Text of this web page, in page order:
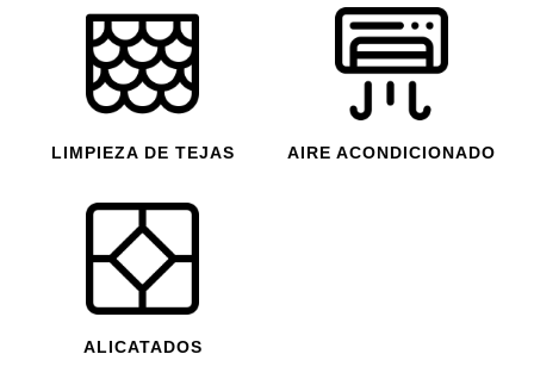
LIMPIEZA DE TEJAS AIRE ACONDICIONADO
ALICATADOS